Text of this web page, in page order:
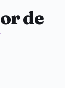
de